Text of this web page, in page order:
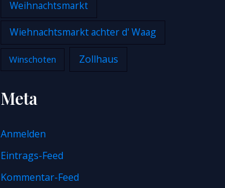
Weihnachtsmarkt
Wiehnachtsmarkt achter d' Waag
Winschoten Zollhaus
Meta
Anmelden
Eintrags-Feed
Kommentar-Feed